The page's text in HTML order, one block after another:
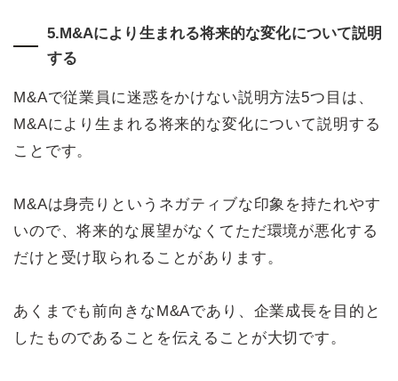
5.M&Aにより生まれる将来的な変化について説明
する
M&Aで従業員に迷惑をかけない説明方法5つ目は、
M&Aにより生まれる将来的な変化について説明する
ことです。
M&Aは身売りというネガティブな印象を持たれやす
いので、将来的な展望がなくてただ環境が悪化する
だけと受け取られることがあります。
あくまでも前向きなM&Aであり、企業成長を目的と
したものであることを伝えることが大切です。